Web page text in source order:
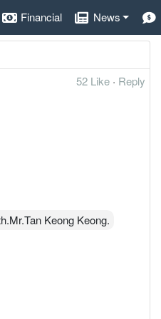
Financial News
52 Like · Reply
Keong Keong.